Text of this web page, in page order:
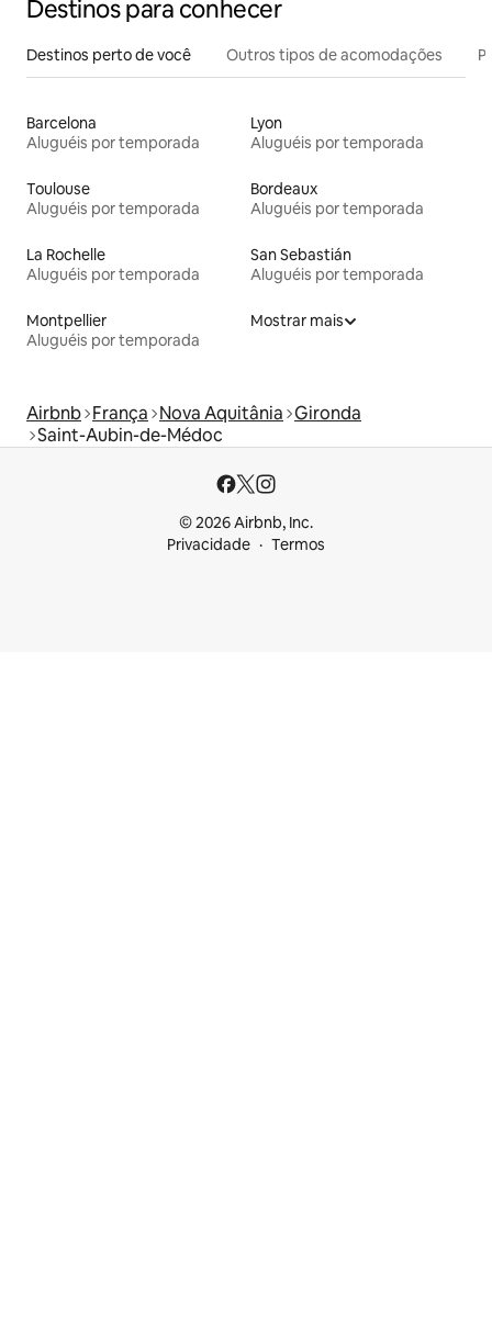
Destinos para conhecer
Destinos perto de você Outros tipos de acomodações
Barcelona
Aluguéis por temporada
Lyon
Aluguéis por temporada
Toulouse
Aluguéis por temporada
Bordeaux
Aluguéis por temporada
La Rochelle
Aluguéis por temporada
San Sebastián
Aluguéis por temporada
Montpellier
Aluguéis por temporada
Mostrar mais
Airbnb França Nova Aquitânia Gironda
Saint-Aubin-de-Médoc
© 2026 Airbnb, Inc.
Privacidade
Termos